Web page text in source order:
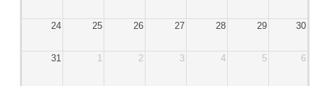
24 25 26 27 28 29 30
31 1 2 3 4 5 6